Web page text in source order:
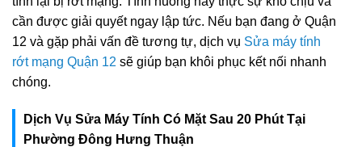
cần được giải quyết ngay lập tức. Nếu bạn đang ở Quận
12 và gặp phải vấn đề tương tự, dịch vụ Sửa máy tính
rớt mạng Quận 12 sẽ giúp bạn khôi phục kết nối nhanh
chóng.
Dịch Vụ Sửa Máy Tính Có Mặt Sau 20 Phút Tại
Phường Đông Hưng Thuận